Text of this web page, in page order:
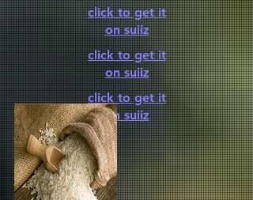
click to get it
on suiiz
click to get it
on suiiz
click to get it
on suiiz